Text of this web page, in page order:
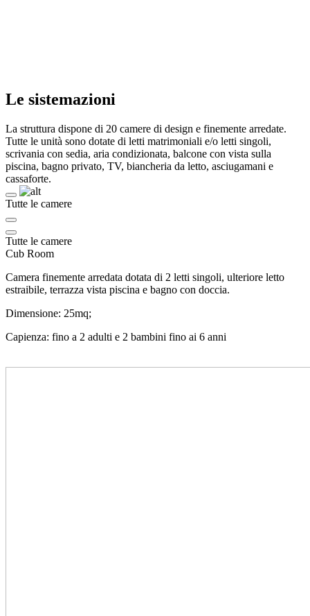
Le sistemazioni
La struttura dispone di 20 camere di design e finemente arredate.
Tutte le unità sono dotate di letti matrimoniali e/o letti singoli,
scrivania con sedia, aria condizionata, balcone con vista sulla
piscina, bagno privato, TV, biancheria da letto, asciugamani e
cassaforte.
Tutte le camere
Tutte le camere
Cub Room
Camera finemente arredata dotata di 2 letti singoli, ulteriore letto
estraibile, terrazza vista piscina e bagno con doccia.
Dimensione: 25mq;
Capienza: fino a 2 adulti e 2 bambini fino ai 6 anni